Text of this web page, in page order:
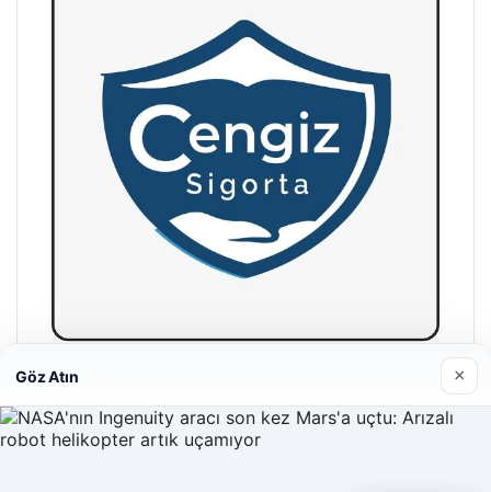
Hastaş Beton
26/05/2026
Göz Atın ×